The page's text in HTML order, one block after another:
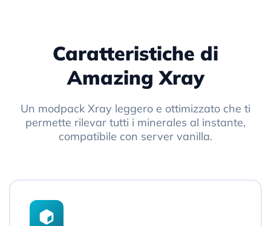
Caratteristiche di
Amazing Xray
Un modpack Xray leggero e ottimizzato che ti
permette rilevar tutti i minerales al instante,
compatibile con server vanilla.